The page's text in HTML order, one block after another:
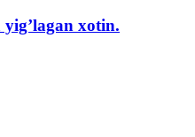
xotin.